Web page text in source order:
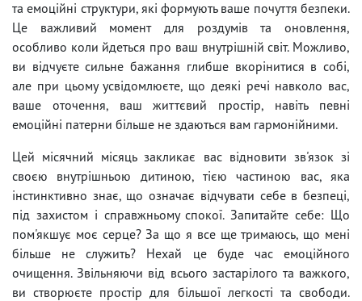
та емоційні структури, які формують ваше почуття безпеки.
Це важливий момент для роздумів та оновлення,
особливо коли йдеться про ваш внутрішній світ. Можливо,
ви відчуєте сильне бажання глибше вкорінитися в собі,
але при цьому усвідомлюєте, що деякі речі навколо вас,
ваше оточення, ваш життєвий простір, навіть певні
емоційні патерни більше не здаються вам гармонійними.
Цей місячний місяць закликає вас відновити зв'язок зі
своєю внутрішньою дитиною, тією частиною вас, яка
інстинктивно знає, що означає відчувати себе в безпеці,
під захистом і справжньому спокої. Запитайте себе: Що
пом'якшує моє серце? За що я все ще тримаюсь, що мені
більше не служить? Нехай це буде час емоційного
очищення. Звільняючи від всього застарілого та важкого,
ви створюєте простір для більшої легкості та свободи.